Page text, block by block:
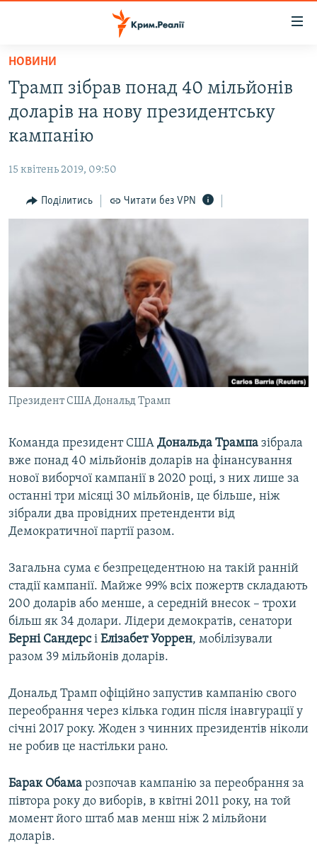
Перейти
основного
матеріалу
Перейти
до
основної
Перейти
до
ВОДА.КРИМ
ВІДЕО ТА ФОТО
БЛОГИ
ПОГЛЯД
ВСЕ ЗА ДЕНЬ
СПЕЦПРОЕКТИ
ДЕПОРТАЦІЯ
ВІДЕОУРОКИ «ELIFBE»
СВІДЧЕННЯ ОКУПАЦІЇ
УКРАЇНСЬКА ПРОБЛЕМА КРИМУ
ІНФОГРАФІКА
ЯК ОБІЙТИ БЛОКУВАННЯ
Русский
Qırımtatar
ДОЛУЧАЙСЯ!
Усі сайти RFE/RL
НОВИНИ
Трамп зібрав понад 40 мільйонів
доларів на нову президентську
кампанію
15 квітень 2019, 09:50
Поділитись Читати без VPN
Президент США Дональд Трамп
Команда президент США Дональда Трампа зібрала
вже понад 40 мільйонів доларів на фінансування
нової виборчої кампанії в 2020 році, з них лише за
останні три місяці 30 мільйонів, це більше, ніж
зібрали два провідних претенденти від
Демократичної партії разом.
Загальна сума є безпрецедентною на такій ранній
стадії кампанії. Майже 99% всіх пожертв складають
200 доларів або менше, а середній внесок – трохи
більш як 34 долари. Лідери демократів, сенатори
Берні Сандерсі Елізабет Уоррен, мобілізували
разом 39 мільйонів доларів.
Дональд Трамп офіційно запустив кампанію свого
переобрання через кілька годин після інавгурації у
січні 2017 року. Жоден з чинних президентів ніколи
не робив це настільки рано.
Барак Обама розпочав кампанію за переобрання за
півтора року до виборів, в квітні 2011 року, на той
момент його штаб мав менш ніж 2 мільйони
доларів.